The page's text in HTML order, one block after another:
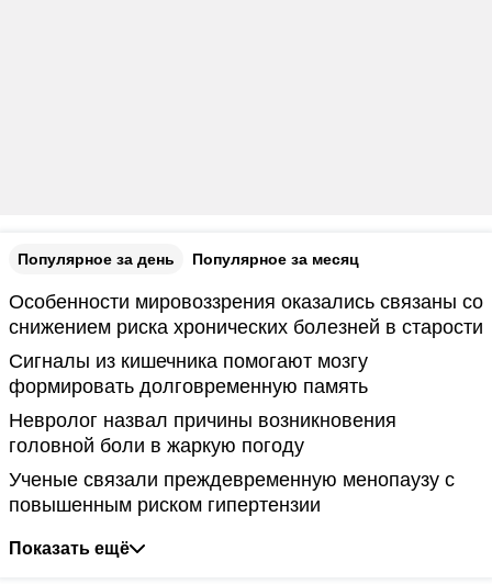
Популярное за день Популярное за месяц
Особенности мировоззрения оказались связаны со
снижением риска хронических болезней в старости
Сигналы из кишечника помогают мозгу
формировать долговременную память
Невролог назвал причины возникновения
головной боли в жаркую погоду
Ученые связали преждевременную менопаузу с
повышенным риском гипертензии
Показать ещё